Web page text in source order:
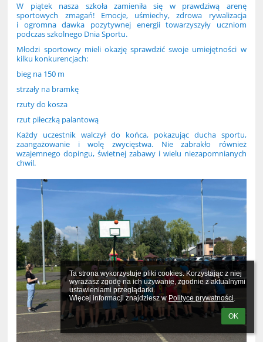
Ta strona wykorzystuje pliki cookies. Korzystając z niej
wyrażasz zgodę na ich używanie, zgodnie z aktualnymi
ustawieniami przeglądarki.
Więcej informacji znajdziesz w Polityce prywatności.
OK
W piątek nasza szkoła zamieniła się w prawdziwą arenę
sportowych zmagań! Emocje, uśmiechy, zdrowa rywalizacja
i ogromna dawka pozytywnej energii towarzyszyły uczniom
podczas szkolnego Dnia Sportu.
Młodzi sportowcy mieli okazję sprawdzić swoje umiejętności w
kilku konkurencjach:
bieg na 150 m
strzały na bramkę
rzuty do kosza
rzut piłeczką palantową
Każdy uczestnik walczył do końca, pokazując ducha sportu,
zaangażowanie i wolę zwycięstwa. Nie zabrakło również
wzajemnego dopingu, świetnej zabawy i wielu niezapomnianych
chwil.